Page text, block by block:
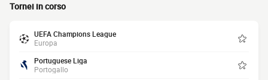
Tornei in corso
UEFA Champions League
Europa
Portuguese Liga
Portogallo